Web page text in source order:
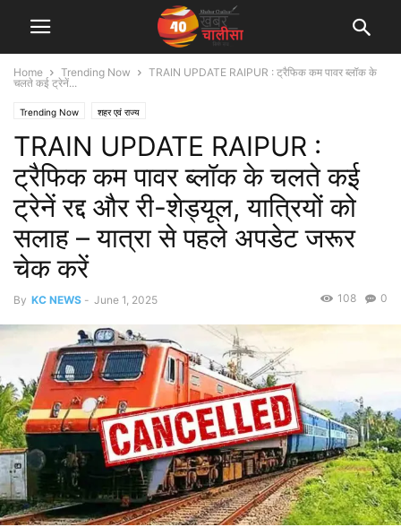
Home Trending Now
TRAIN UPDATE RAIPUR : ट्रैफिक कम पावर ब्लॉक के
चलते कई ट्रेनें...
Trending Now शहर एवं राज्य
TRAIN UPDATE RAIPUR :
ट्रैफिक कम पावर ब्लॉक के चलते कई
ट्रेनें रद्द और री-शेड्यूल, यात्रियों को
सलाह – यात्रा से पहले अपडेट जरूर
चेक करें
By KC NEWS - June 1, 2025 0
108